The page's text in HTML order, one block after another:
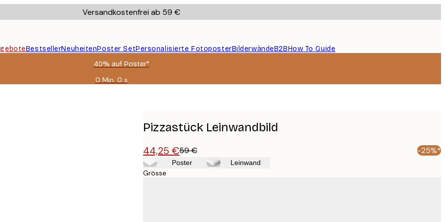
Versandkostenfrei ab 59 €
BestsellerNeuheitenPoster SetPersonalisierte FotoposterBilderwändeB2BHow To Guide
40% auf Poster*
0 Min. 0 s
Gültig
Pizzastück Leinwandbild
44,25 €59 € -25%*
Poster Leinwand
Grösse